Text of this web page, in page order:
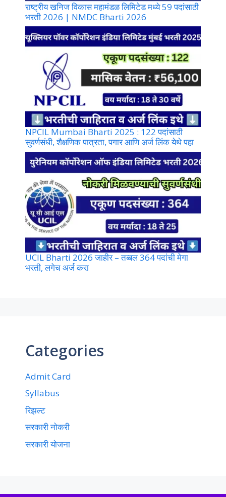
राष्ट्रीय खनिज विकास महामंडळ लिमिटेड मध्ये 59 पदांसाठी
भरती 2026 | NMDC Bharti 2026
NPCIL Mumbai Bharti 2025 : 122 पदांसाठी
सुवर्णसंधी, शैक्षणिक पात्रता, पगार आणि अर्ज लिंक येथे पहा
UCIL Bharti 2026 जाहीर – तब्बल 364 पदांची मेगा
भरती, लगेच अर्ज करा
Categories
Admit Card
Syllabus
रिझल्ट
सरकारी नोकरी
सरकारी योजना